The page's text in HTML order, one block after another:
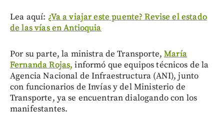
Lea aquí: ¿Va a viajar este puente? Revise el estado
de las vías en Antioquia
Por su parte, la ministra de Transporte,María
Fernanda Rojas, informó que equipos técnicos de la
Agencia Nacional de Infraestructura (ANI), junto
con funcionarios de Invías y del Ministerio de
Transporte, ya se encuentran dialogando con los
manifestantes.